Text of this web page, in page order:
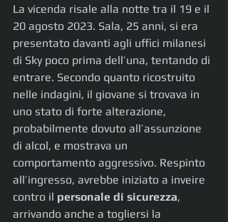
La vicenda risale alla notte tra il 19 e il
20 agosto 2023. Sala, 25 anni, si era
presentato davanti agli uffici milanesi
di Sky poco prima dell’una, tentando di
entrare. Secondo quanto ricostruito
nelle indagini, il giovane si trovava in
uno stato di forte alterazione,
probabilmente dovuto all’assunzione
di alcol, e mostrava un
comportamento aggressivo. Respinto
all’ingresso, avrebbe iniziato a inveire
contro il personale di sicurezza,
arrivando anche a togliersi la